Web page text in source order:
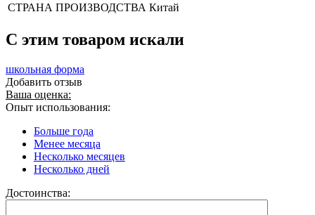
СТРАНА ПРОИЗВОДСТВА Китай
C этим товаром искали
школьная форма
Добавить отзыв
Ваша оценка:
Опыт использования:
Больше года
Менее месяца
Несколько месяцев
Несколько дней
Достоинства: